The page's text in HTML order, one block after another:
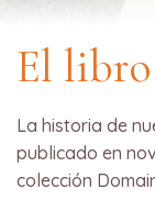
El libro
La historia de
publicado en
colección